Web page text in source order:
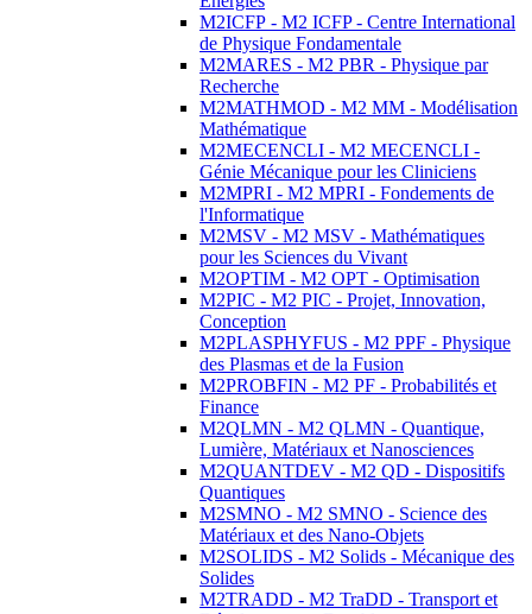
M2ICFP - M2 ICFP - Centre International
de Physique Fondamentale
M2MARES - M2 PBR - Physique par
Recherche
M2MATHMOD - M2 MM - Modélisation
Mathématique
M2MECENCLI - M2 MECENCLI -
Génie Mécanique pour les Cliniciens
M2MPRI - M2 MPRI - Fondements de
l'Informatique
M2MSV - M2 MSV - Mathématiques
pour les Sciences du Vivant
M2OPTIM - M2 OPT - Optimisation
M2PIC - M2 PIC - Projet, Innovation,
Conception
M2PLASPHYFUS - M2 PPF - Physique
des Plasmas et de la Fusion
M2PROBFIN - M2 PF - Probabilités et
Finance
M2QLMN - M2 QLMN - Quantique,
Lumière, Matériaux et Nanosciences
M2QUANTDEV - M2 QD - Dispositifs
Quantiques
M2SMNO - M2 SMNO - Science des
Matériaux et des Nano-Objets
M2SOLIDS - M2 Solids - Mécanique des
Solides
M2TRADD - M2 TraDD - Transport et